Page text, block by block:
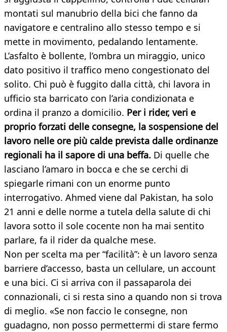
montati sul manubrio della bici che fanno da
navigatore e centralino allo stesso tempo e si
mette in movimento, pedalando lentamente.
L’asfalto è bollente, l’ombra un miraggio, unico
dato positivo il traffico meno congestionato del
solito. Chi può è fuggito dalla città, chi lavora in
ufficio sta barricato con l’aria condizionata e
ordina il pranzo a domicilio. Per i rider, veri e
proprio forzati delle consegne, la sospensione del
lavoro nelle ore più calde prevista dalle ordinanze
regionali ha il sapore di una beffa. Di quelle che
lasciano l’amaro in bocca e che se cerchi di
spiegarle rimani con un enorme punto
interrogativo. Ahmed viene dal Pakistan, ha solo
21 anni e delle norme a tutela della salute di chi
lavora sotto il sole cocente non ha mai sentito
parlare, fa il rider da qualche mese.
Non per scelta ma per “facilità”: è un lavoro senza
barriere d’accesso, basta un cellulare, un account
e una bici. Ci si arriva con il passaparola dei
connazionali, ci si resta sino a quando non si trova
di meglio. «Se non faccio le consegne, non
guadagno, non posso permettermi di stare fermo